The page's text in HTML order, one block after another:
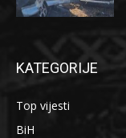
KATEGORIJE
Top vijesti
BiH